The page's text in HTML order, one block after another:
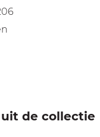
de collectie